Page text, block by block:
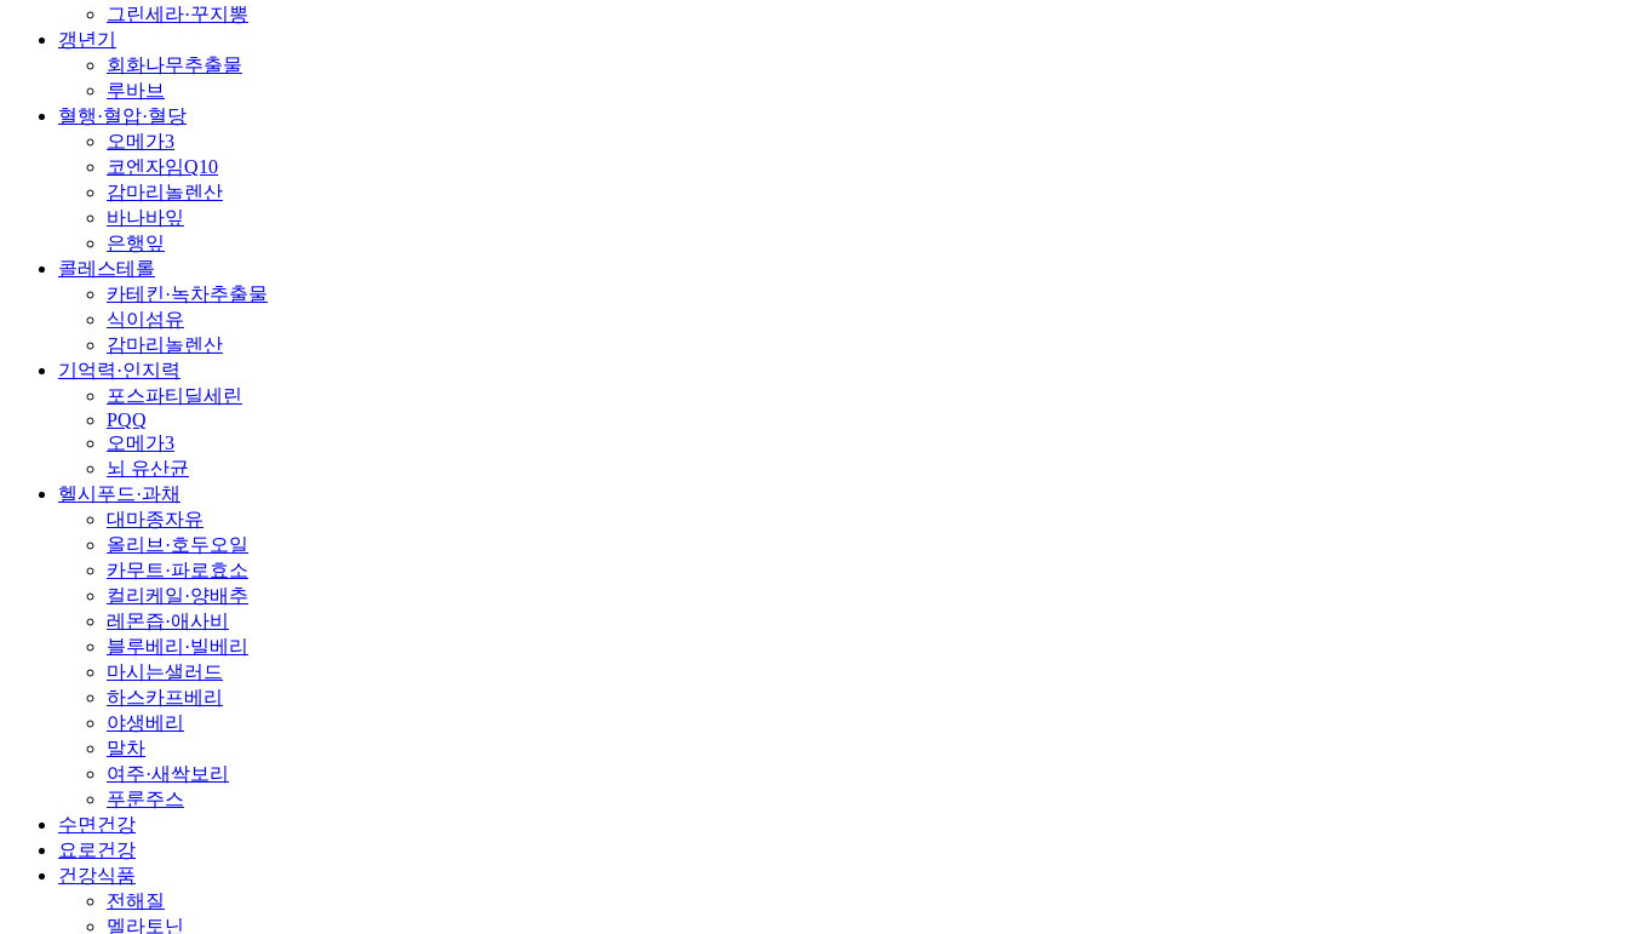
그린세라·꾸지뽕
갱년기
회화나무추출물
루바브
혈행·혈압·혈당
오메가3
코엔자임Q10
감마리놀렌산
바나바잎
은행잎
콜레스테롤
카테킨·녹차추출물
식이섬유
감마리놀렌산
기억력·인지력
포스파티딜세린
PQQ
오메가3
뇌 유산균
헬시푸드·과채
대마종자유
올리브·호두오일
카무트·파로효소
컬리케일·양배추
레몬즙·애사비
블루베리·빌베리
마시는샐러드
하스카프베리
야생베리
말차
여주·새싹보리
푸룬주스
수면건강
요로건강
건강식품
전해질
멜라토닌